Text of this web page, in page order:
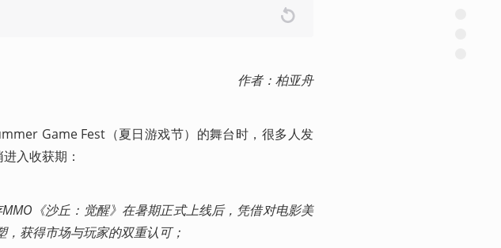
作者：柏亚舟
Game Fest（夏日游戏节）的舞台时，很多人发
入收获期：
《沙丘：觉醒》在暑期正式上线后，凭借对电影美
获得市场与玩家的双重认可；